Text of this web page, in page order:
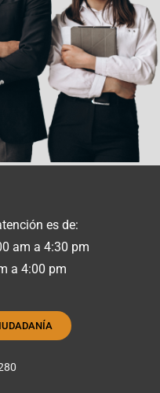
es de:
am a 4:30 pm
a 4:00 pm